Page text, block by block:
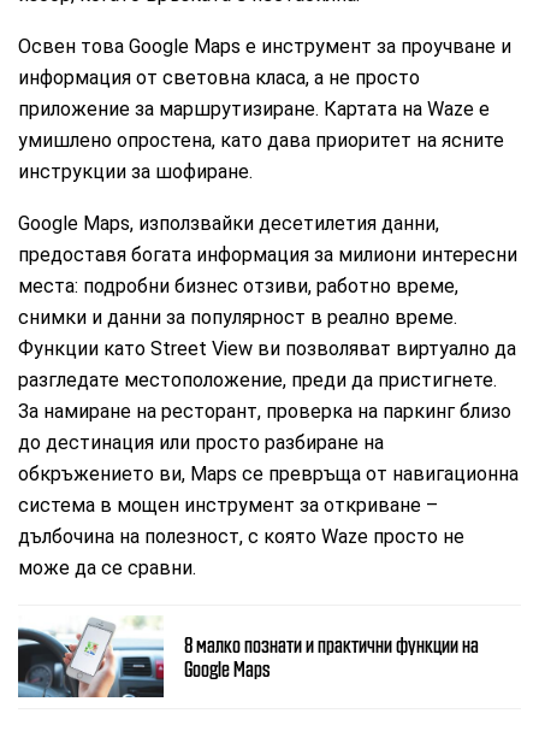
Освен това Google Maps е инструмент за проучване и
информация от световна класа, а не просто
приложение за маршрутизиране. Картата на Waze е
умишлено опростена, като дава приоритет на ясните
инструкции за шофиране.
Google Maps, използвайки десетилетия данни,
предоставя богата информация за милиони интересни
места: подробни бизнес отзиви, работно време,
снимки и данни за популярност в реално време.
Функции като Street View ви позволяват виртуално да
разгледате местоположение, преди да пристигнете.
За намиране на ресторант, проверка на паркинг близо
до дестинация или просто разбиране на
обкръжението ви, Maps се превръща от навигационна
система в мощен инструмент за откриване –
дълбочина на полезност, с която Waze просто не
може да се сравни.
8 малко познати и практични функции на
Google Maps